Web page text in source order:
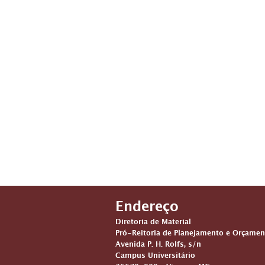
Endereço
Diretoria de Material
Pró-Reitoria de Planejamento e
Avenida P. H. Rolfs, s/n
Campus Universitário